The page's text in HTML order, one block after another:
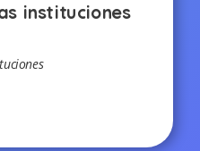
instituciones